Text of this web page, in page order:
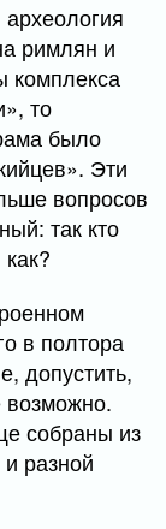
римлян и
комплекса
то
было
Эти
вопросов
так кто
в полтора
допустить,
возможно.
собраны из
разной